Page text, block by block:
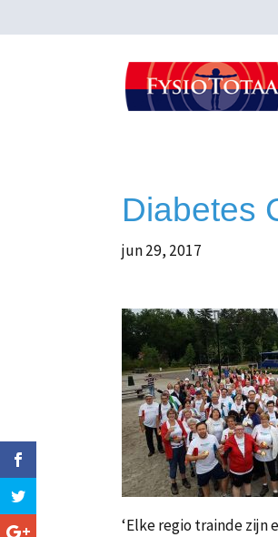
Diabetes
jun 29, 2017
‘Elke regio trainde zijn